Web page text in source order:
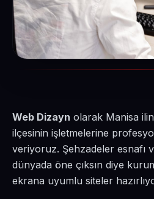
Web Dizayn olarak Manisa
ilçesinin işletmelerine
veriyoruz. Şehzadeler esnafı
dünyada öne çıksın diye
ekrana uyumlu siteler